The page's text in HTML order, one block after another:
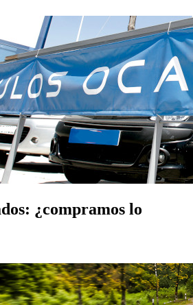
¿compramos lo